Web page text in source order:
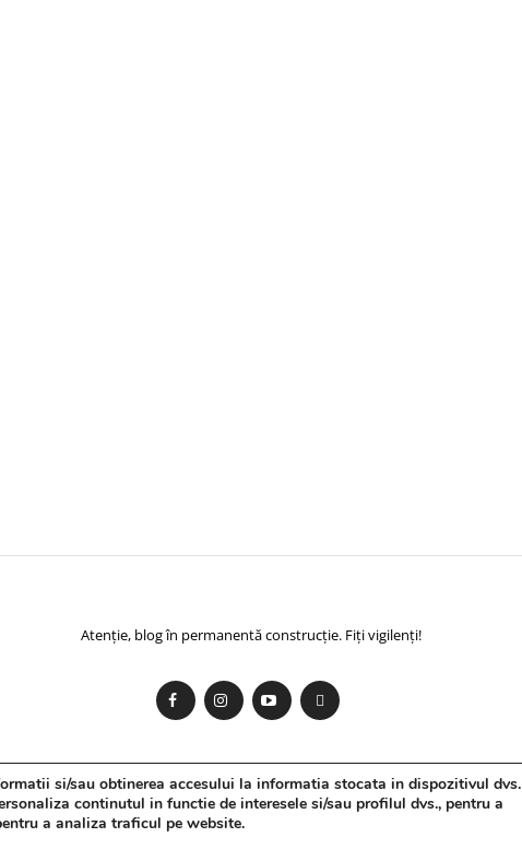
Atenție, blog în permanentă construcție. Fiți vigilenți!
si/sau obtinerea accesului la informatia stocata in dispozitivul dvs.
continutul in functie de interesele si/sau profilul dvs., pentru a
a analiza traficul pe website.